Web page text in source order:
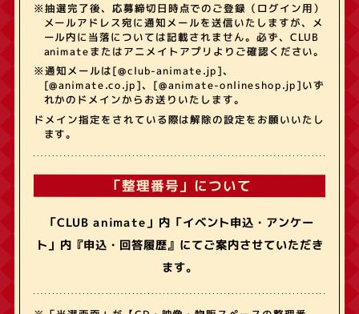
※抽選完了後、応募締切日時点でのご登録（ログイン用）
メールアドレス宛に通知メールを送信いたしますが、メ
ール内に当落については記載されません。必ず、CLUB
animateまたはアニメイトアプリよりご確認ください。
※通知メールは[@club-animate.jp]、
[@animate.co.jp]、[@animate-onlineshop.jp]いず
れかのドメインからお送りいたします。
ドメイン指定をされている際は解除の設定をお願いいたし
ます。
「整理番号」について
「CLUB animate」内「イベント申込・アンケー
ト」内『申込・回答履歴』にてご案内させていただき
ます。